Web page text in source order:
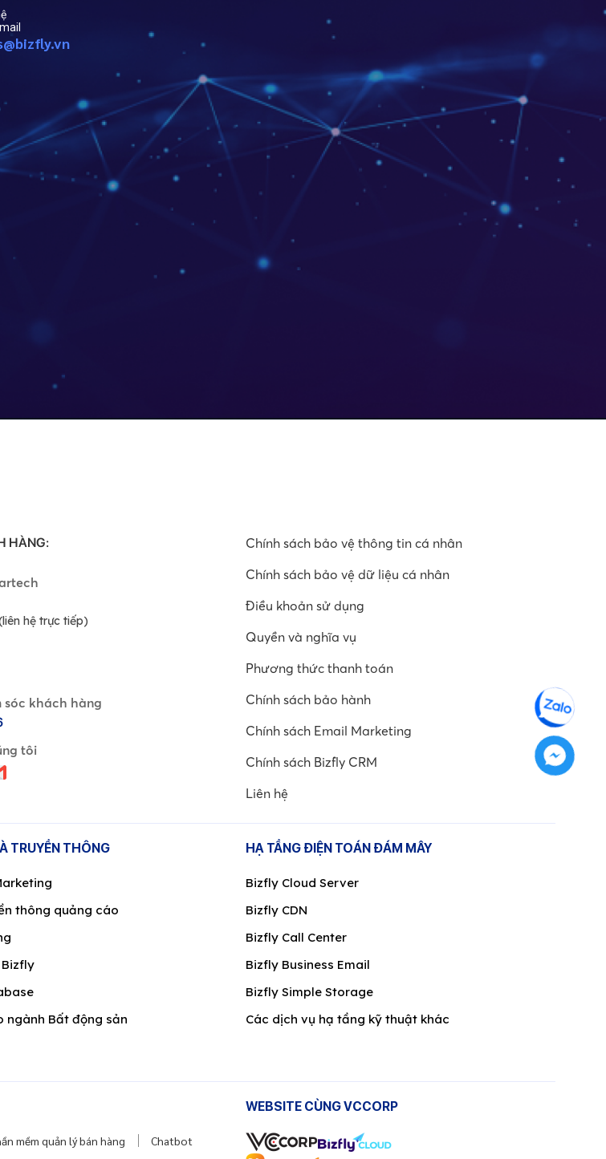
HÀNG:
hệ trực tiếp)
sóc khách hàng
tôi
Chính sách bảo vệ thông tin cá nhân
Chính sách bảo vệ dữ liệu cá nhân
Điều khoản sử dụng
Quyền và nghĩa vụ
Phương thức thanh toán
Chính sách bảo hành
Chính sách Email Marketing
Chính sách Bizfly CRM
Liên hệ
TRUYỀN THÔNG
thông quảng cáo
Bizfly
ngành Bất động sản
HẠ TẦNG ĐIỆN TOÁN ĐÁM MÂY
Bizfly Cloud Server
Bizfly CDN
Bizfly Call Center
Bizfly Business Email
Bizfly Simple Storage
Các dịch vụ hạ tầng kỹ thuật khác
mềm quản lý bán hàng
Chatbot
WEBSITE CÙNG VCCORP